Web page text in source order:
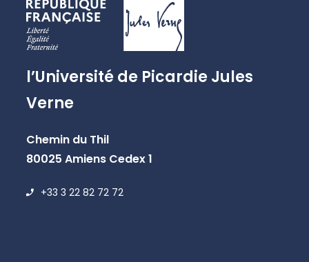
l’Université de Picardie Jules
Verne
Chemin du Thil
80025 Amiens Cedex 1
+33 3 22 82 72 72